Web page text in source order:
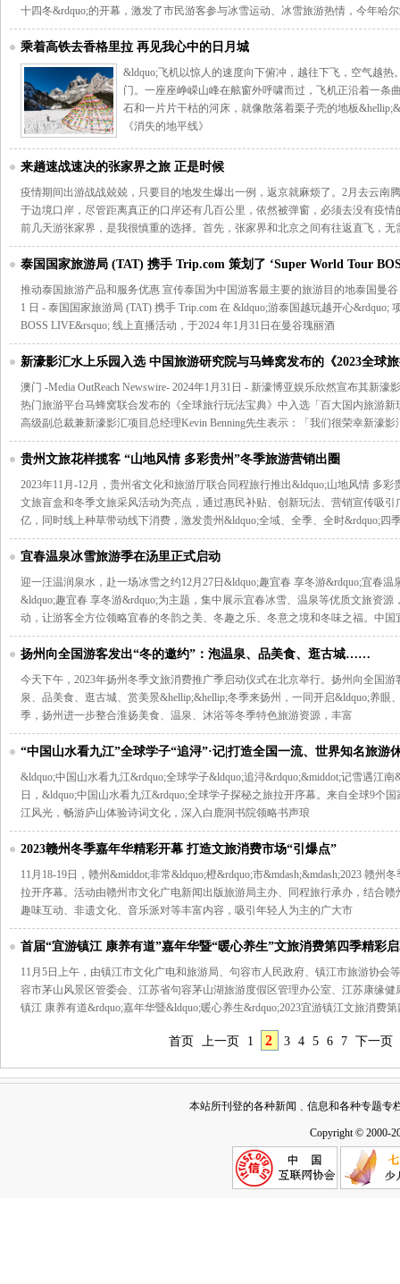
十四冬&rdquo;的开幕，激发了市民游客参与冰雪运动、冰雪旅游热情，今年哈
乘着高铁去香格里拉 再见我心中的日月城
&ldquo;飞机以惊人的速度向下俯冲，越往下飞，空气越
门。一座座峥嵘山峰在舷窗外呼啸而过，飞机正沿着一条
石和一片片干枯的河床，就像散落着栗子壳的地板
《消失的地平线》
来趟速战速决的张家界之旅 正是时候
疫情期间出游战战兢兢，只要目的地发生爆出一例，返京就麻烦了。2月去云南
于边境口岸，尽管距离真正的口岸还有几百公里，依然被弹窗，必须去没有疫
前几天游张家界，是我很慎重的选择。首先，张家界和北京之间有往返直飞，无
泰国国家旅游局 (TAT) 携手 Trip.com 策划了 ‘Super World Tour
活动
推动泰国旅游产品和服务优惠 宣传泰国为中国游客最主要的旅游目的地泰国曼谷
1 日 - 泰国国家旅游局 (TAT) 携手 Trip.com 在 &ldquo;游泰国越玩越开心&rdquo;
BOSS LIVE&rsquo; 线上直播活动，于2024 年1月31日在曼谷瑰丽酒
新濠影汇水上乐园入选 中国旅游研究院与马蜂窝发布的《2023全球
「百大国内旅游新玩法」
澳门 -Media OutReach Newswire- 2024年1月31日 - 新濠博亚娱乐欣然宣布其新
热门旅游平台马蜂窝联合发布的《全球旅行玩法宝典》中入选「百大国内旅游
高级副总裁兼新濠影汇项目总经理Kevin Benning先生表示：「我们很荣幸新濠影
贵州文旅花样揽客 “山地风情 多彩贵州”冬季旅游营销出圈
2023年11月-12月，贵州省文化和旅游厅联合同程旅行推出&ldquo;山地风情 多
文旅盲盒和冬季文旅采风活动为亮点，通过惠民补贴、创新玩法、营销宣传吸
亿，同时线上种草带动线下消费，激发贵州&ldquo;全域、全季、全时&rdquo;四
宜春温泉冰雪旅游季在汤里正式启动
迎一汪温润泉水，赴一场冰雪之约12月27日&ldquo;趣宜春 享冬游&rdquo;宜春
&ldquo;趣宜春 享冬游&rdquo;为主题，集中展示宜春冰雪、温泉等优质文旅资
动，让游客全方位领略宜春的冬韵之美、冬趣之乐、冬意之境和冬味之福。中国
扬州向全国游客发出“冬的邀约”：泡温泉、品美食、逛古城……
今天下午，2023年扬州冬季文旅消费推广季启动仪式在北京举行。扬州向全国
泉、品美食、逛古城、赏美景&hellip;&hellip;冬季来扬州，一同开启&ldquo;养眼
季，扬州进一步整合淮扬美食、温泉、沐浴等冬季特色旅游资源，丰富
“中国山水看九江”全球学子“追浔”·记|打造全国一流、世界知名旅游
&ldquo;中国山水看九江&rdquo;全球学子&ldquo;追浔&rdquo;&middot;记雪遇江南
日，&ldquo;中国山水看九江&rdquo;全球学子探秘之旅拉开序幕。来自全球9个
江风光，畅游庐山体验诗词文化，深入白鹿洞书院领略书声琅
2023赣州冬季嘉年华精彩开幕 打造文旅消费市场“引爆点”
11月18-19日，赣州&middot;非常&ldquo;橙&rdquo;市&mdash;&mdash;2023 赣州
拉开序幕。活动由赣州市文化广电新闻出版旅游局主办、同程旅行承办，结合
趣味互动、非遗文化、音乐派对等丰富内容，吸引年轻人为主的广大市
首届“宜游镇江 康养有道”嘉年华暨“暖心养生”文旅消费第四季精彩
11月5日上午，由镇江市文化广电和旅游局、句容市人民政府、镇江市旅游协会
容市茅山风景区管委会、江苏省句容茅山湖旅游度假区管理办公室、江苏康缘
镇江 康养有道&rdquo;嘉年华暨&ldquo;暖心养生&rdquo;2023宜游镇江文旅消费第
首页 上一页 1 2 3 4 5 6 7 下一页
本站所刊登的各种新闻﹑信息和各种专题专
Copyright © 2000-